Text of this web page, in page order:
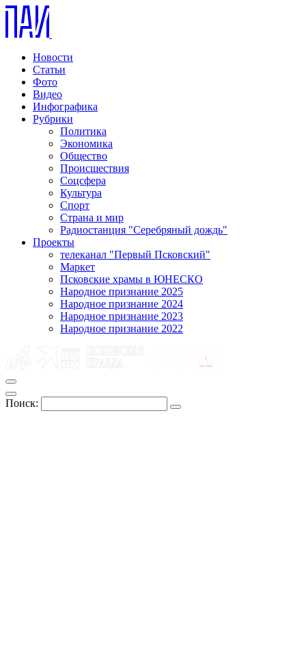
Новости
Статьи
Фото
Видео
Инфографика
Рубрики
Политика
Экономика
Общество
Происшествия
Соцсфера
Культура
Спорт
Страна и мир
Радиостанция "Серебряный дождь"
Проекты
телеканал "Первый Псковский"
Маркет
Псковские храмы в ЮНЕСКО
Народное признание 2025
Народное признание 2024
Народное признание 2023
Народное признание 2022
Поиск: